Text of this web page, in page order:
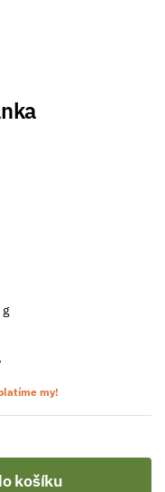
my!
košíku